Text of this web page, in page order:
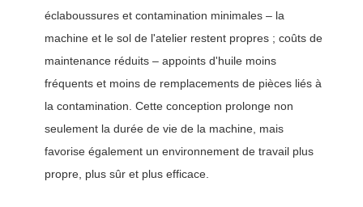
éclaboussures et contamination minimales – la
machine et le sol de l'atelier restent propres ; coûts de
maintenance réduits – appoints d'huile moins
fréquents et moins de remplacements de pièces liés à
la contamination. Cette conception prolonge non
seulement la durée de vie de la machine, mais
favorise également un environnement de travail plus
propre, plus sûr et plus efficace.